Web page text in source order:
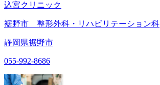
込宮クリニック
裾野市 整形外科・リハビリテーション科
静岡県裾野市
055-992-8686